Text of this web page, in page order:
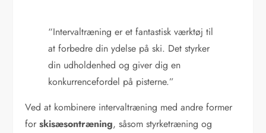
“Intervaltræning er et fantastisk værktøj til
at forbedre din ydelse på ski. Det styrker
din udholdenhed og giver dig en
konkurrencefordel på pisterne.”
Ved at kombinere intervaltræning med andre former
forskisæsontræning, såsom styrketræning og